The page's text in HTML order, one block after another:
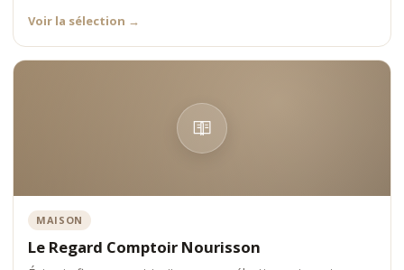
Voir la sélection →
MAISON
Le Regard Comptoir Nourisson